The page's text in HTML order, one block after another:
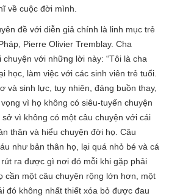
về cuộc đời mình.
đề với diễn giả chính là linh mục trẻ
Pierre Olivier Tremblay. Cha
với những lời này: “Tôi là cha
học, làm việc với các sinh viên trẻ tuổi.
và sinh lực, tuy nhiên, đáng buồn thay,
vì họ không có siêu-tuyến chuyện
vì không có một câu chuyện với cái
thân và hiểu chuyện đời họ. Câu
như bản thân họ, lại quá nhỏ bé và cá
ra được gì nơi đó mỗi khi gặp phải
cần một câu chuyện rộng lớn hơn, một
đó không nhất thiết xóa bỏ được đau